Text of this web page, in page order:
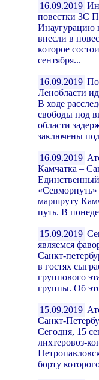
16.09.2019
повестки ЗС
Инаугурацию
внесли в
которое
сентября...
16.09.2019 По
Ленобласти
В ходе
свободы под
области
заключены
16.09.2019
Камчатка –
маршруту
путь. В
15.09.2019
являемся
Санкт-
в гостях
группового
группы. Об
15.09.2019
Санкт-
Сегодня, 15
лихтеровоз-
борту